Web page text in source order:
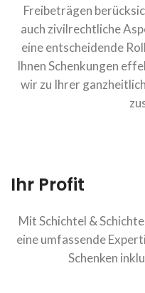
Freibeträgen
auch zivilrechtliche
eine entscheidende
Ihnen Schenkungen
wir zu Ihrer
Ihr Profit
Mit Schichtel &
eine umfassende
Schenken